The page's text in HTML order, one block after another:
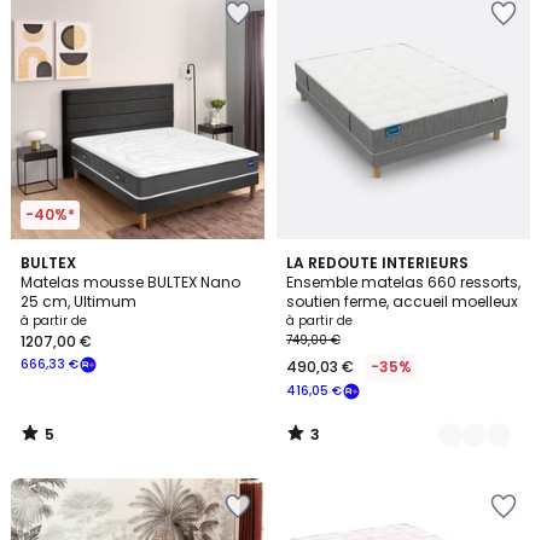
-40%*
BULTEX
Matelas mousse BULTEX Nano
25 cm, Ultimum
à partir de
666,33 €
1207,00 €
5
/
5
5
/
LA REDOUTE INTERIEURS
Ensemble matelas 660 ressorts,
soutien ferme, accueil moelleux
à partir de
416,05 €
749,00 €
490,03 € -35%
3
/
5
4
Couleurs
3
/